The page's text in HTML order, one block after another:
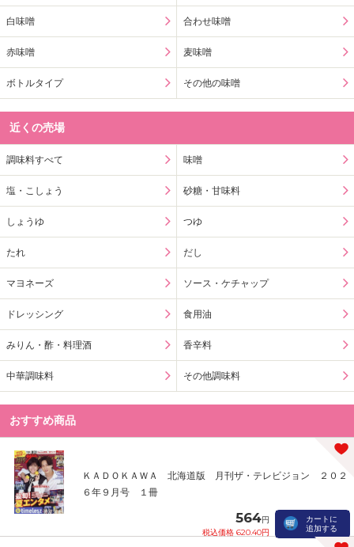
白味噌 合わせ味噌
赤味噌 麦味噌
ボトルタイプ その他の味噌
近くの売場
調味料すべて 味噌
塩・こしょう 砂糖・甘味料
しょうゆ つゆ
たれ だし
マヨネーズ ソース・ケチャップ
ドレッシング 食用油
みりん・酢・料理酒 香辛料
中華調味料 その他調味料
おすすめ商品
ＫＡＤＯＫＡＷＡ 北海道版 月刊ザ・テレビジョン ２０２
６年９月号 １冊
564円
税込価格 620.40円
カートに
追加する